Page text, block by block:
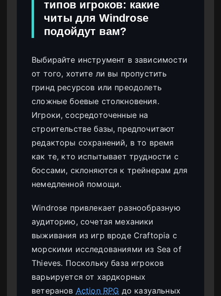
типов игроков: какие
читы для Windrose
подойдут вам?
Выбирайте инструмент в зависимости
от того, хотите ли вы пропустить
гринд ресурсов или преодолеть
сложные боевые столкновения.
Игроки, сосредоточенные на
строительстве базы, предпочитают
редакторы сохранений, в то время
как те, кто испытывает трудности с
боссами, склоняются к трейнерам для
немедленной помощи.
Windrose привлекает разнообразную
аудиторию, сочетая механики
выживания из игр вроде Craftopia с
морскими исследованиями из Sea of
Thieves. Поскольку база игроков
варьируется от хардкорных
ветеранов Action RPG до казуальных